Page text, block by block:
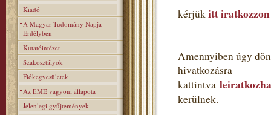
Kiadó
A Magyar Tudomány Napja
Erdélyben
Kutatóintézet
Szakosztályok
Fiókegyesületek
Az EME vagyoni állapota
Jelenlegi gyűjtemények
kérjükitt
Amennyiben úgy
hivatkozásra
kattintva
kerülnek.